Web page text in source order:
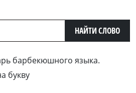
НАЙТИ СЛОВО
барбекюшного языка.
букву